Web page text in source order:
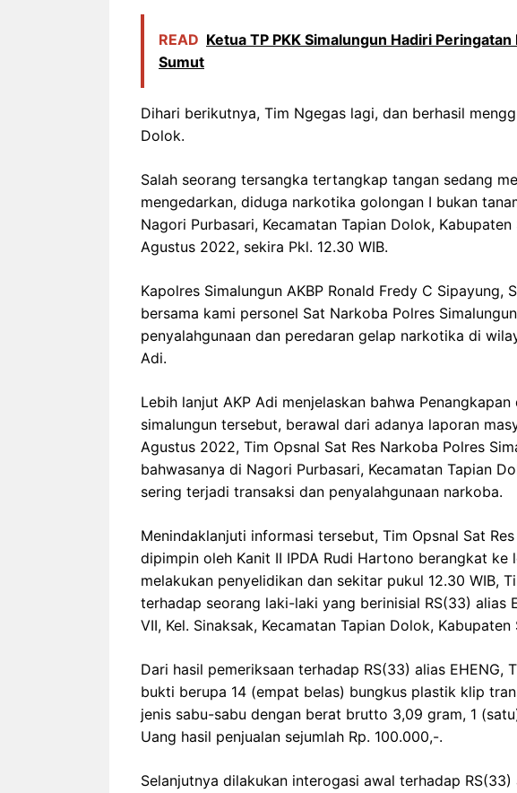
READ Ketua TP PKK Simalungun Hadiri
Sumut
Dihari berikutnya, Tim Ngegas lagi, dan berhasil
Dolok.
Salah seorang tersangka tertangkap tangan sedang
mengedarkan, diduga narkotika golongan I bukan
Nagori Purbasari, Kecamatan Tapian Dolok,
Agustus 2022, sekira Pkl. 12.30 WIB.
Kapolres Simalungun AKBP Ronald Fredy C Sipayung,
bersama kami personel Sat Narkoba Polres
penyalahgunaan dan peredaran gelap narkotika di
Adi.
Lebih lanjut AKP Adi menjelaskan bahwa
simalungun tersebut, berawal dari adanya laporan
Agustus 2022, Tim Opsnal Sat Res Narkoba Polres
bahwasanya di Nagori Purbasari, Kecamatan Tapian
sering terjadi transaksi dan penyalahgunaan narkoba.
Menindaklanjuti informasi tersebut, Tim Opsnal Sat
dipimpin oleh Kanit II IPDA Rudi Hartono berangkat ke
melakukan penyelidikan dan sekitar pukul 12.30 WIB,
terhadap seorang laki-laki yang berinisial RS(33) alias
VII, Kel. Sinaksak, Kecamatan Tapian Dolok, Kabupaten
Dari hasil pemeriksaan terhadap RS(33) alias EHENG,
bukti berupa 14 (empat belas) bungkus plastik klip
jenis sabu-sabu dengan berat brutto 3,09 gram, 1
Uang hasil penjualan sejumlah Rp. 100.000,-.
Selanjutnya dilakukan interogasi awal terhadap RS(33)